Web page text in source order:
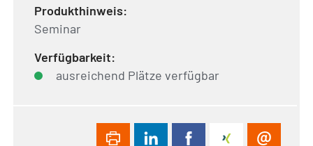
Produkthinweis:
Seminar
Verfügbarkeit:
ausreichend Plätze verfügbar